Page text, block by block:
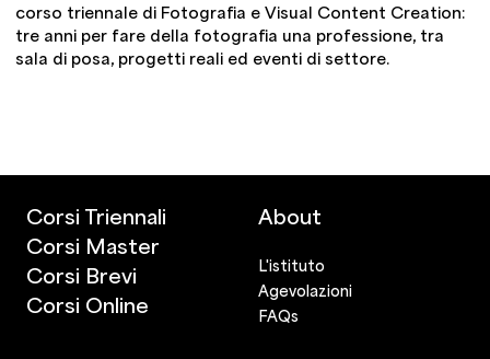
corso triennale di Fotografia e Visual Content Creation:
tre anni per fare della fotografia una professione, tra
sala di posa, progetti reali ed eventi di settore.
Corsi Triennali
Corsi Master
Corsi Brevi
Corsi Online
About
L'istituto
Agevolazioni
FAQs